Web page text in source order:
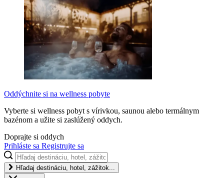
Oddýchnite si na wellness pobyte
Vyberte si wellness pobyt s vírivkou, saunou alebo termálnym
bazénom a užite si zaslúžený oddych.
Doprajte si oddych
Prihláste sa Registrujte sa
Hľadaj destináciu, hotel, zážitok...